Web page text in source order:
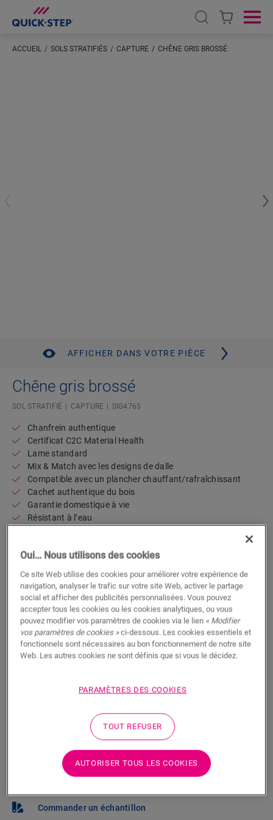
Open search
ACCUEIL SOLS STRATIFIÉS CAPTURE CHÊNE GRIS BROSSÉ
AFFICHER DANS VOTRE PIÈCE
Chêne gris brossé
SOL STRATIFIÉ CAPTURE SIG4765
Chanfrein authentique
Certificat C2C Material Health
Lame standard
Mix & Match avec les designs de dalle
Compatible avec un plancher chauffant/rafraîchissant
Cachet authentique du bois
Garantie domestique à vie
Résistant à l’eau
Trouvez un revendeur près de chez
vous
Vous brûlez d’impatience de voir ce sol en vrai ? Vous
vous posez des questions ? Il y a toujours un
revendeur Quick-Step à proximité.
RECHERCHER
Pas sûr que ce sol corresponde à votre
style et à vos besoins ?
Commander un échantillon
Oui… Nous utilisons des cookies
Ce site Web utilise des cookies pour améliorer votre expérience de
navigation, analyser le trafic sur votre site Web, activer le partage
social et afficher des publicités personnalisées. Vous pouvez
accepter tous les cookies ou les cookies analytiques, ou vous
pouvez modifier vos paramètres de cookies via le lien « Modifier
vos paramètres de cookies »ci-dessous. Les cookies essentiels et
fonctionnels sont nécessaires au bon fonctionnement de notre site
Web. Les autres cookies ne sont définis que si vous le décidez.
PARAMÈTRES DES COOKIES
TOUT REFUSER
AUTORISER TOUS LES COOKIES